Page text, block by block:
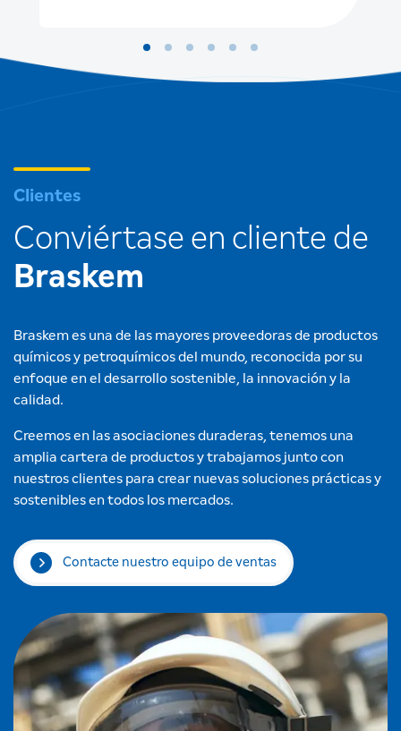
Clientes
Conviértase en cliente de
Braskem
Braskem es una de las mayores proveedoras de productos
químicos y petroquímicos del mundo, reconocida por su
enfoque en el desarrollo sostenible, la innovación y la
calidad.
Creemos en las asociaciones duraderas, tenemos una
amplia cartera de productos y trabajamos junto con
nuestros clientes para crear nuevas soluciones prácticas y
sostenibles en todos los mercados.
Contacte nuestro equipo de ventas